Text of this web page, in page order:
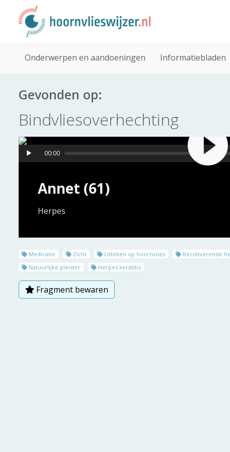
Onderwerpen en aandoeningen Informatiebladen
Gevonden op:
Bindvliesoverhechting
Annet (61)
Herpes
00:00
Medicatie Zicht Litteken op hoornvlies Recidiverende
Natuurlijke pleister
Herpes keratitis
Fragment bewaren